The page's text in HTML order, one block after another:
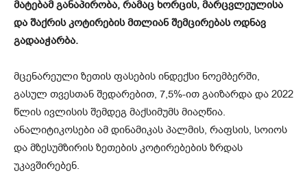
მატებამ განაპირობა, რამაც ხორცის, მარცვლეულისა
და შაქრის კოტირების მთლიან შემცირებას ოდნავ
გადააჭარბა.
მცენარეული ზეთის ფასების ინდექსი ნოემბერში,
გასულ თვესთან შედარებით, 7,5%-ით გაიზარდა და 2022
წლის ივლისის შემდეგ მაქსიმუმს მიაღწია.
ანალიტიკოსები ამ დინამიკას პალმის, რაფსის, სოიოს
და მზესუმზირის ზეთების კოტირებების ზრდას
უკავშირებენ.